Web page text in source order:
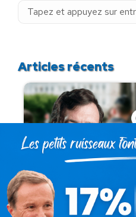
Recherche
Articles récents
Présomption de
armes par les forces de